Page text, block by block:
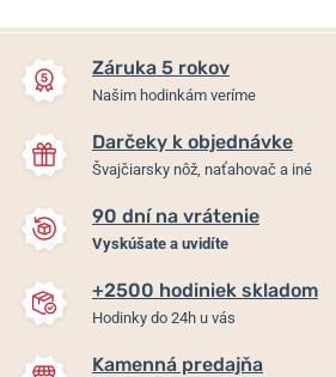
Záruka 5 rokov
Našim hodinkám veríme
Darčeky k objednávke
Švajčiarsky nôž, naťahovač a iné
90 dní na vrátenie
Vyskúšate a uvidíte
+2500 hodiniek skladom
Hodinky do 24h u vás
Kamenná predajňa